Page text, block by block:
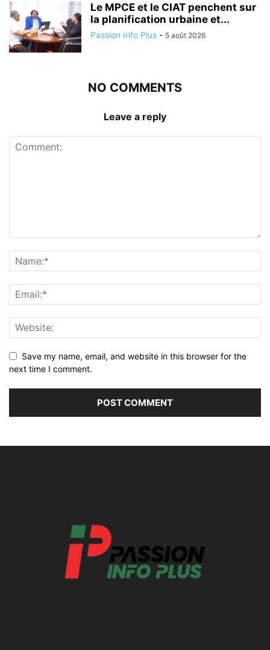
Le MPCE et le CIAT penchent sur
la planification urbaine et...
Passion Info Plus - 5 août 2026
NO COMMENTS
Leave a reply
Save my name, email, and website in this browser for the
next time I comment.